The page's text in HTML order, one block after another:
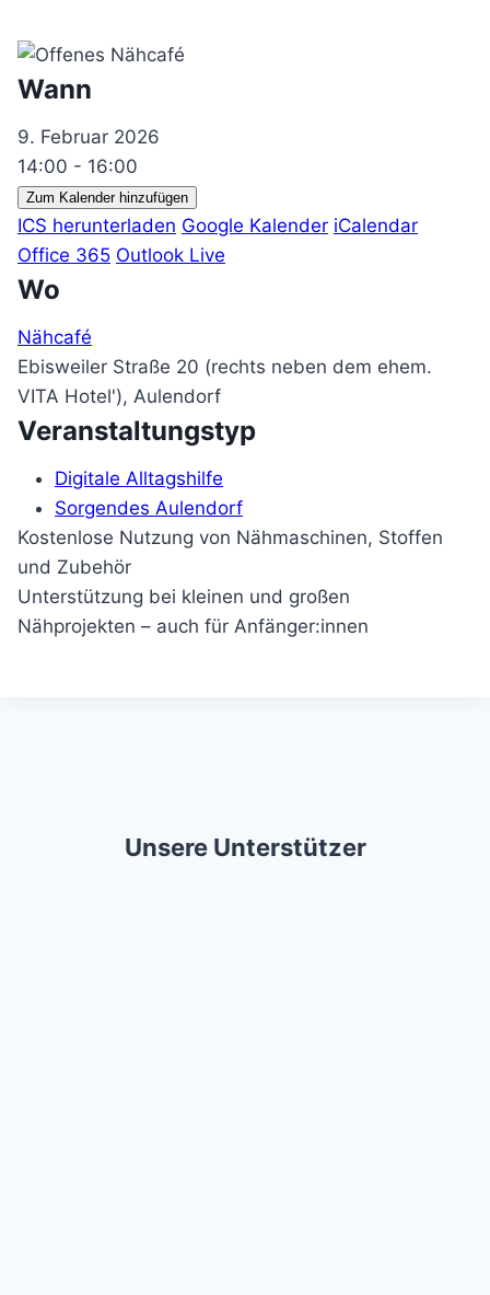
Wann
9. Februar 2026
14:00 - 16:00
Zum Kalender hinzufügen
ICS herunterladen Google Kalender iCalendar
Office 365 Outlook Live
Wo
Nähcafé
Ebisweiler Straße 20 (rechts neben dem ehem.
VITA Hotel'), Aulendorf
Veranstaltungstyp
Digitale Alltagshilfe
Sorgendes Aulendorf
Kostenlose Nutzung von Nähmaschinen, Stoffen
und Zubehör
Unterstützung bei kleinen und großen
Nähprojekten – auch für Anfänger:innen
Unsere Unterstützer